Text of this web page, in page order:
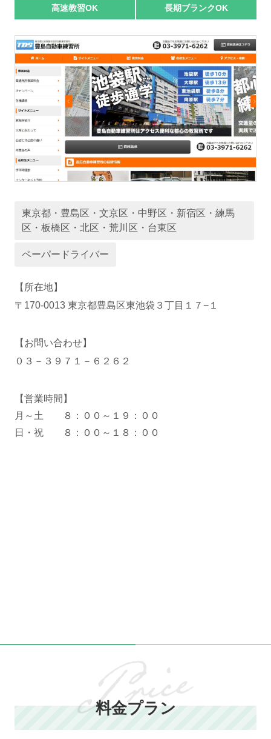
おすすめ業者
講習トピックス
業者様登録はこちら
高速教習OK 長期ブランクOK
東京都・豊島区・文京区・中野区・新宿区・練馬
区・板橋区・北区・荒川区・台東区
ペーパードライバー
【所在地】
〒170-0013 東京都豊島区東池袋３丁目１７−１
【お問い合わせ】
０３－３９７１－６２６２
【営業時間】
月～土 ８：００～１９：００
日・祝 ８：００～１８：００
料金プラン